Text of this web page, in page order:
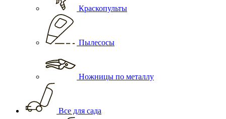
Краскопульты
Пылесосы
Ножницы по металлу
Все для сада